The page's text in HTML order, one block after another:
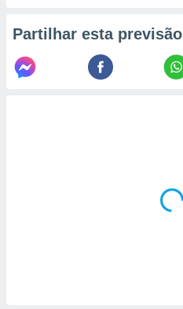
Partilhar esta previsão